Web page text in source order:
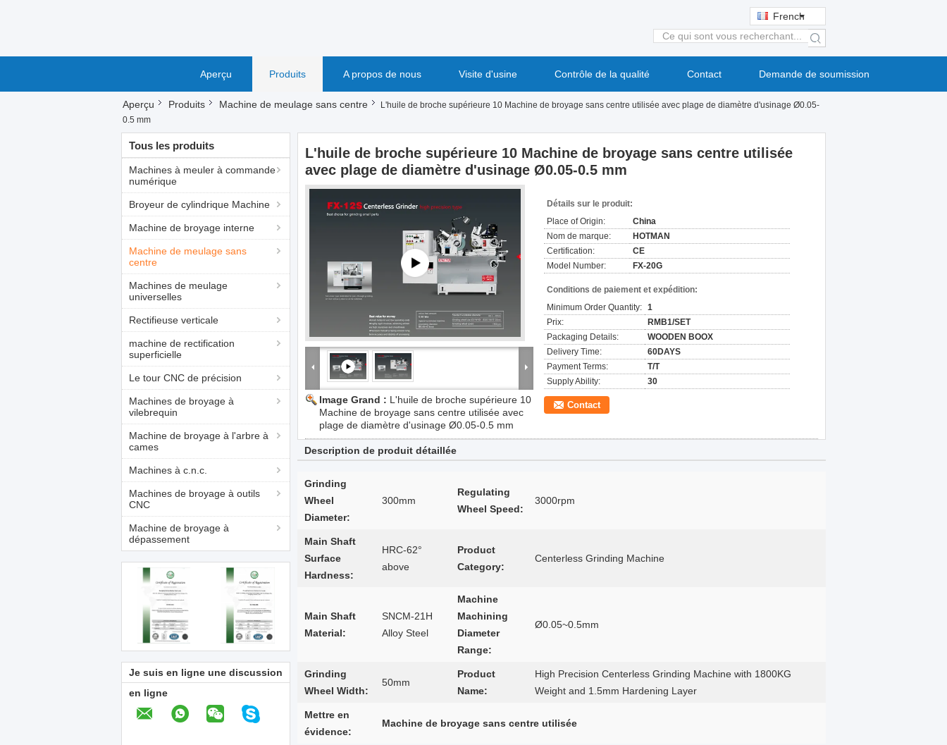
French
search
Aperçu Produits A propos de nous Visite d'usine Contrôle de la qualité Contact Demande de soumission
Aperçu Produits Machine de meulage sans centre
L'huile de broche supérieure 10 Machine de broyage sans centre utilisée avec plage de diamètre d'usinage Ø0.05-
0.5 mm
Tous les produits
Machines à meuler à commande
numérique
Broyeur de cylindrique Machine
Machine de broyage interne
Machine de meulage sans
centre
Machines de meulage
universelles
Rectifieuse verticale
machine de rectification
superficielle
Le tour CNC de précision
Machines de broyage à
vilebrequin
Machine de broyage à l'arbre à
cames
Machines à c.n.c.
Machines de broyage à outils
CNC
Machine de broyage à
dépassement
Je suis en ligne une discussion
en ligne
L'huile de broche supérieure 10 Machine de broyage sans centre utilisée
avec plage de diamètre d'usinage Ø0.05-0.5 mm
Image Grand : L'huile de broche supérieure 10
Machine de broyage sans centre utilisée avec
plage de diamètre d'usinage Ø0.05-0.5 mm
Détails sur le produit:
Place of Origin:
China
Nom de marque:
HOTMAN
Certification:
CE
Model Number:
FX-20G
Conditions de paiement et expédition:
Minimum Order Quantity: 1
Prix:
RMB1/SET
Packaging Details:
WOODEN BOOX
Delivery Time:
60DAYS
Payment Terms:
T/T
Supply Ability:
30
Contact
Description de produit détaillée
Grinding
Wheel
Diameter:
300mm
Regulating
Wheel Speed:
3000rpm
Main Shaft
Surface
Hardness:
HRC-62°
above
Product
Category:
Centerless Grinding Machine
Main Shaft
Material:
SNCM-21H
Alloy Steel
Machine
Machining
Diameter
Range:
Ø0.05~0.5mm
Grinding
Wheel Width:
50mm
Product
Name:
High Precision Centerless Grinding Machine with 1800KG
Weight and 1.5mm Hardening Layer
Mettre en
évidence:
Machine de broyage sans centre utilisée